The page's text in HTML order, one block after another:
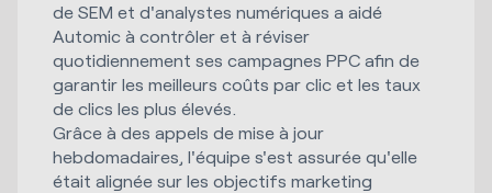
de SEM et d'analystes numériques a aidé
Automic à contrôler et à réviser
quotidiennement ses campagnes PPC afin de
garantir les meilleurs coûts par clic et les taux
de clics les plus élevés.
Grâce à des appels de mise à jour
hebdomadaires, l'équipe s'est assurée qu'elle
était alignée sur les objectifs marketing